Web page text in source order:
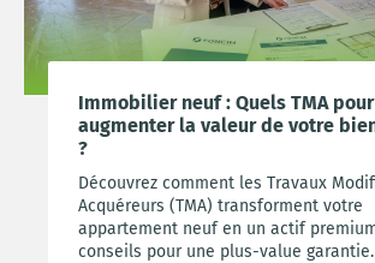
Immobilier neuf : Quels TMA pour
augmenter la valeur de votre
?
Découvrez comment les Travaux
Acquéreurs (TMA) transforment votre
appartement neuf en un actif
conseils pour une plus-value garantie.